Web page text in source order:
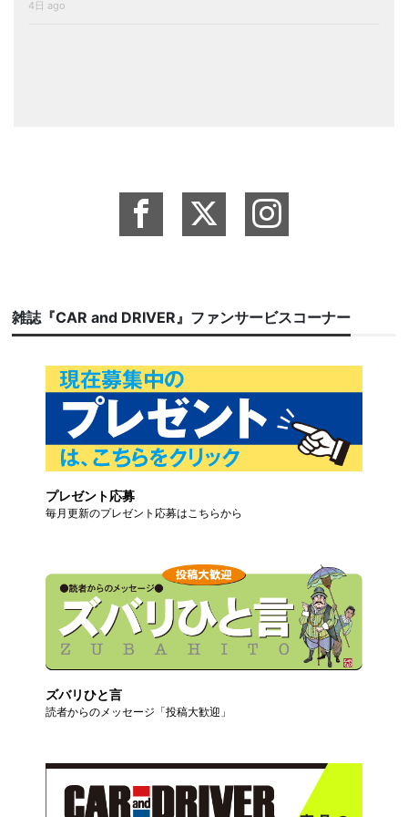
4日 ago
雑誌『CAR and DRIVER』ファンサービスコーナー
プレゼント応募
毎月更新のプレゼント応募はこちらから
ズバリひと言
読者からのメッセージ「投稿大歓迎」